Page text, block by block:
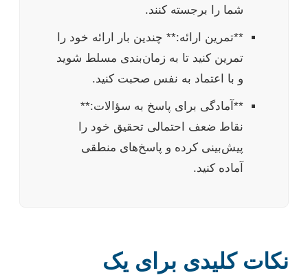
شما را برجسته کنند.
**تمرین ارائه:** چندین بار ارائه خود را
تمرین کنید تا به زمان‌بندی مسلط شوید
و با اعتماد به نفس صحبت کنید.
**آمادگی برای پاسخ به سؤالات:**
نقاط ضعف احتمالی تحقیق خود را
پیش‌بینی کرده و پاسخ‌های منطقی
آماده کنید.
نکات کلیدی برای یک